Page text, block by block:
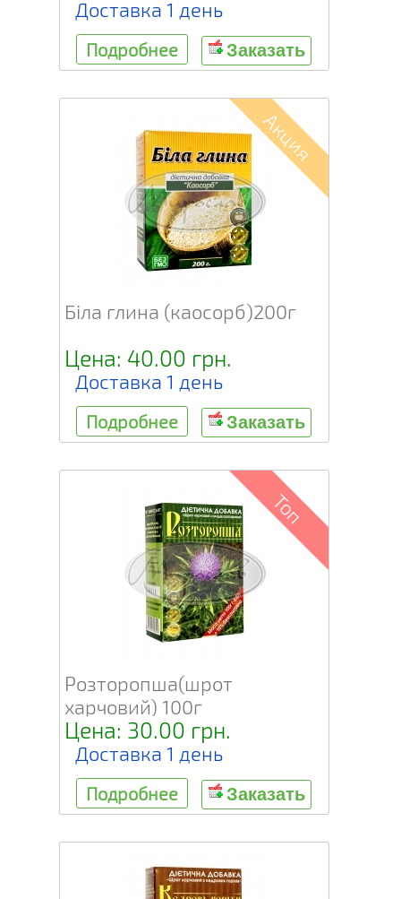
Доставка 1 день
Подробнее Заказать
Акция
Біла глина (каосорб)200г
Цена: 40.00 грн.
Доставка 1 день
Подробнее Заказать
Топ
Розторопша(шрот
харчовий) 100г
Цена: 30.00 грн.
Доставка 1 день
Подробнее Заказать